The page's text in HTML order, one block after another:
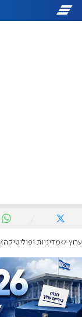
ערוץ 7 מדיניות ופוליטיקה